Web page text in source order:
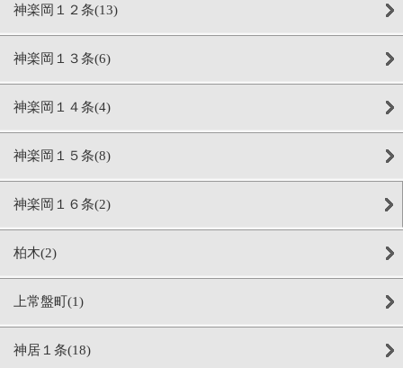
神楽岡１２条(13)
神楽岡１３条(6)
神楽岡１４条(4)
神楽岡１５条(8)
神楽岡１６条(2)
柏木(2)
上常盤町(1)
神居１条(18)